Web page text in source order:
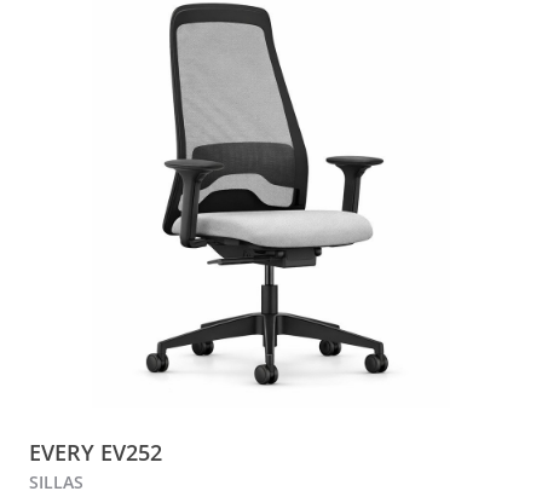
EVERY EV252
SILLAS